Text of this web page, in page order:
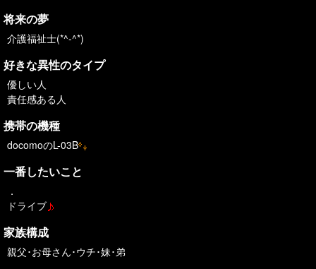
将来の夢
介護福祉士(*^-^*)
好きな異性のタイプ
優しい人
責任感ある人
携帯の機種
docomoのL-03B
一番したいこと
．
ドライブ
家族構成
親父･お母さん･ウチ･妹･弟